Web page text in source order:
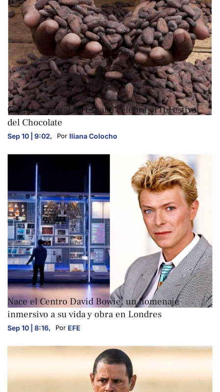
ARTE Y CULTURA
Centro Cultural de España celebra el II Festival
del Chocolate
Sep 10 | 9:02, Por Iliana Colocho
ARTE Y CULTURA
Nace el Centro David Bowie, un homenaje
inmersivo a su vida y obra en Londres
Sep 10 | 8:16, Por EFE